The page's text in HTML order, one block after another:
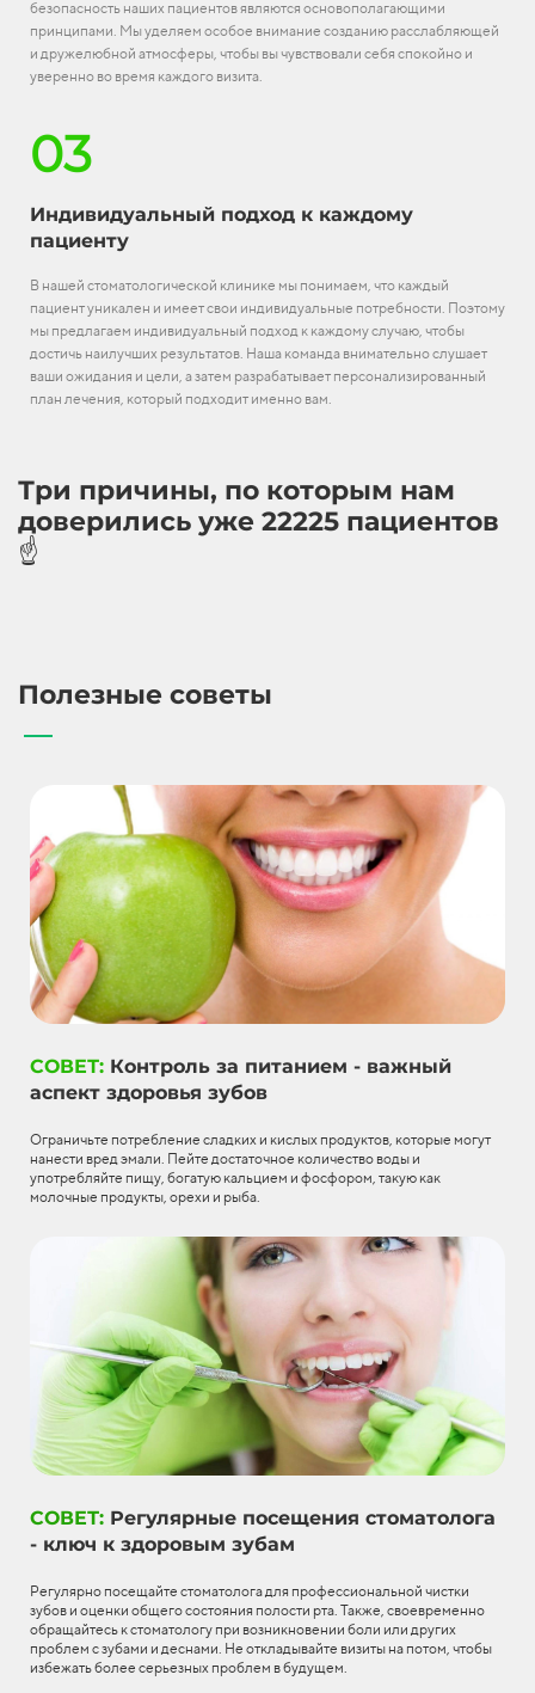
безопасность наших пациентов являются основополагающими
принципами. Мы уделяем особое внимание созданию расслабляющей
и дружелюбной атмосферы, чтобы вы чувствовали себя спокойно и
уверенно во время каждого визита.
03
Индивидуальный подход к каждому
пациенту
В нашей стоматологической клинике мы понимаем, что каждый
пациент уникален и имеет свои индивидуальные потребности. Поэтому
мы предлагаем индивидуальный подход к каждому случаю, чтобы
достичь наилучших результатов. Наша команда внимательно слушает
ваши ожидания и цели, а затем разрабатывает персонализированный
план лечения, который подходит именно вам.
Три причины, по которым нам
доверились уже 22225 пациентов
☝️
Полезные советы
СОВЕТ: Контроль за питанием - важный
аспект здоровья зубов
Ограничьте потребление сладких и кислых продуктов, которые могут
нанести вред эмали. Пейте достаточное количество воды и
употребляйте пищу, богатую кальцием и фосфором, такую как
молочные продукты, орехи и рыба.
СОВЕТ: Регулярные посещения стоматолога
- ключ к здоровым зубам
Регулярно посещайте стоматолога для профессиональной чистки
зубов и оценки общего состояния полости рта. Также, своевременно
обращайтесь к стоматологу при возникновении боли или других
проблем с зубами и деснами. Не откладывайте визиты на потом, чтобы
избежать более серьезных проблем в будущем.